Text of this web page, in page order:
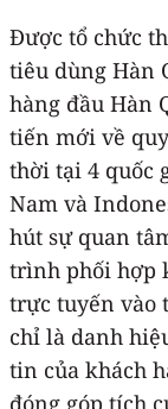
Được tổ chức
tiêu dùng Hàn
hàng đầu Hàn
tiến mới về
thời tại 4 quốc
Nam và
hút sự quan
trình phối hợp
trực tuyến vào
chỉ là danh
tin của khách
đóng góp tích